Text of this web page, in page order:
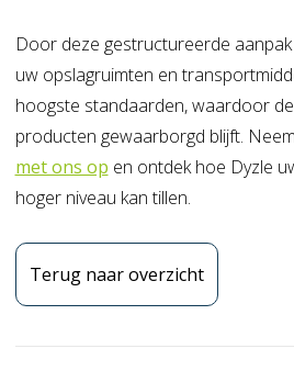
Door deze gestructureerde
uw opslagruimten en
hoogste standaarden, waardoor
producten gewaarborgd blijft.
met ons op en ontdek hoe Dyzle
hoger niveau kan tillen.
Terug naar overzicht